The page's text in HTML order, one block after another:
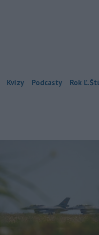
Kvízy Podcasty Rok